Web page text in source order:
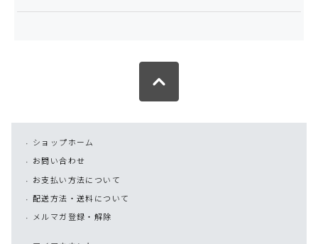
ショップホーム
お問い合わせ
お支払い方法について
配送方法・送料について
メルマガ登録・解除